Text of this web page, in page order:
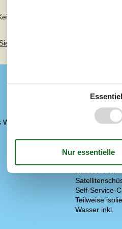
Bewertungen haben
Siehe stattdessen 1 externe
Diverse
Alternative
Ferienhaus
Haustiere Nr
Self-Service-
Teilweise
Wasser inkl.